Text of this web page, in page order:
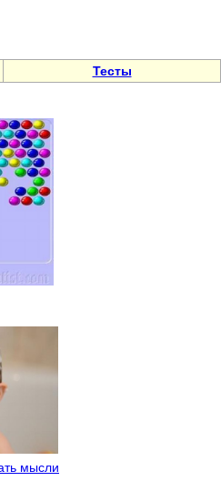
Тесты
мысли